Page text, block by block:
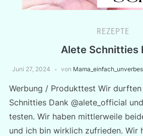
REZEPTE
Alete Schnitties
Juni 27, 2024 von
Werbung / Produkttest Wir
Schnitties Dank @alete_official
testen. Wir haben mittlerweile
und ich bin wirklich zufrieden. Wir